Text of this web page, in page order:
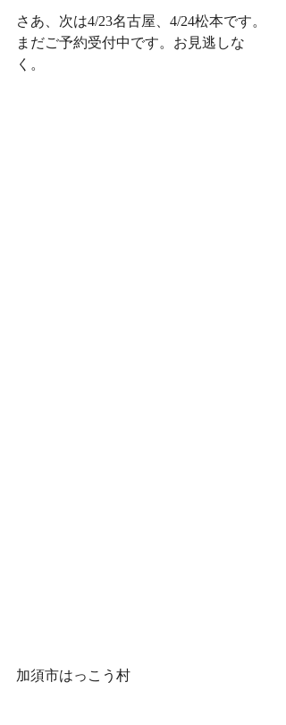
さあ、次は4/23名古屋、4/24松本です。
まだご予約受付中です。お見逃しな
く。
加須市はっこう村